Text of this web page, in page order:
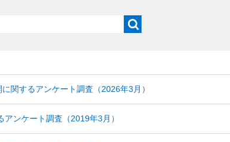
関するアンケート調査（2026年3月）
ンケート調査（2019年3月）